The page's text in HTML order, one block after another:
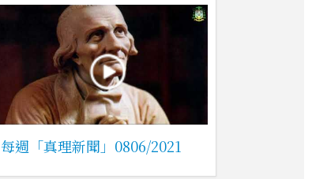
每週「真理新聞」0806/2021